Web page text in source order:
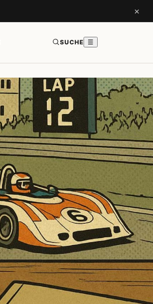
×
SUCHE ☰